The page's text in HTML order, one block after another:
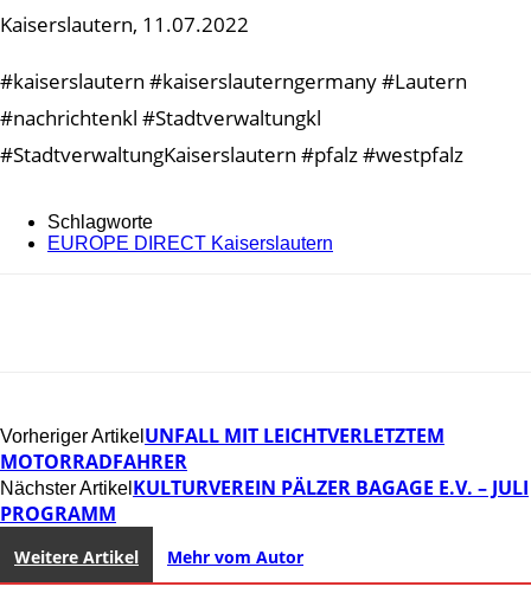
Kaiserslautern, 11.07.2022
#kaiserslautern #kaiserslauterngermany #Lautern
#nachrichtenkl #Stadtverwaltungkl
#StadtverwaltungKaiserslautern #pfalz #westpfalz
Schlagworte
EUROPE DIRECT Kaiserslautern
Vorheriger Artikel UNFALL MIT LEICHTVERLETZTEM
MOTORRADFAHRER
Nächster Artikel KULTURVEREIN PÄLZER BAGAGE E.V. – JULI
PROGRAMM
Weitere Artikel Mehr vom Autor